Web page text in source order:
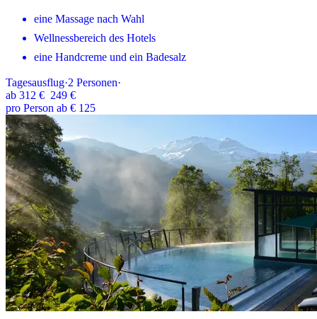
eine Massage nach Wahl
Wellnessbereich des Hotels
eine Handcreme und ein Badesalz
Tagesausflug·2 Personen·
ab 312 € 249 €
pro Person ab € 125